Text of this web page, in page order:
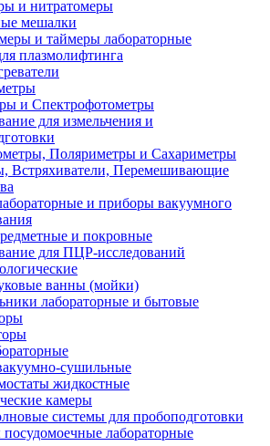
и нитратомеры
мешалки
и таймеры лабораторные
плазмолифтинга
и Спектрофотометры
для измельчения и
Поляриметры и Сахариметры
Встряхиватели, Перемешивающие
и приборы вакуумного
и покровные
для ПЦР-исследований
ванны (мойки)
лабораторные и бытовые
сушильные
жидкостные
камеры
системы для пробоподготовки
лабораторные